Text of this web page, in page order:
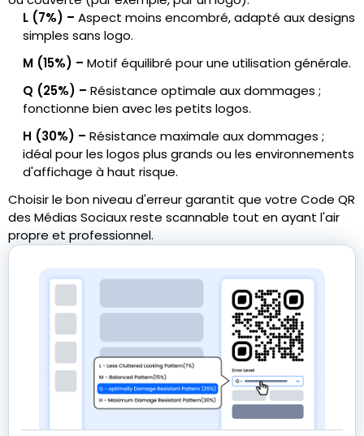
L (7%) – Aspect moins encombré, adapté aux designs
simples sans logo.
M (15%) – Motif équilibré pour une utilisation générale.
Q (25%) – Résistance optimale aux dommages ;
fonctionne bien avec les petits logos.
H (30%) – Résistance maximale aux dommages ;
idéal pour les logos plus grands ou les environnements
d'affichage à haut risque.
Choisir le bon niveau d'erreur garantit que votre Code QR
des Médias Sociaux reste scannable tout en ayant l'air
propre et professionnel.